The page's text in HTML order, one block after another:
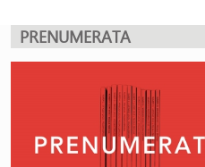
PRENUMERATA